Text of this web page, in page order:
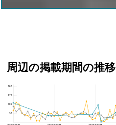
周辺の掲載期間の推移
360
270
180
90